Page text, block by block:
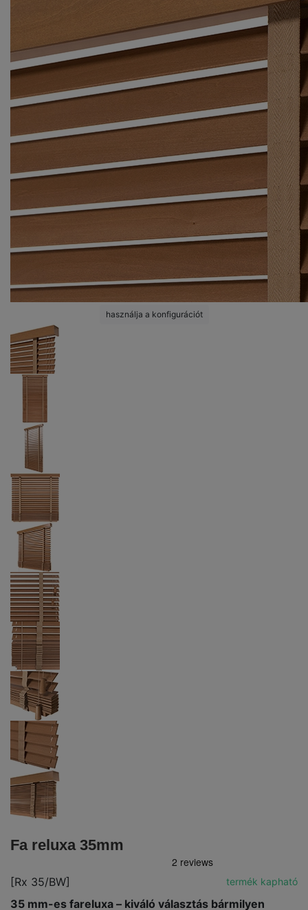
használja a konfigurációt
Fa reluxa 35mm
[Rx 35/BW] termék kapható
35 mm-es fareluxa – kiváló választás bármilyen